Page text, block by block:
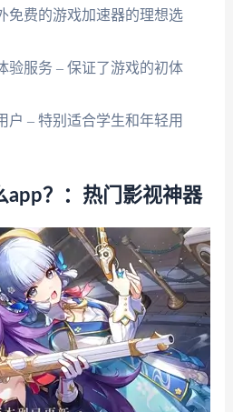
免费的游戏加速器的理想选
验服务 – 保证了游戏的初体
户 – 特别适合学生和年轻用
app？：热门影视神器